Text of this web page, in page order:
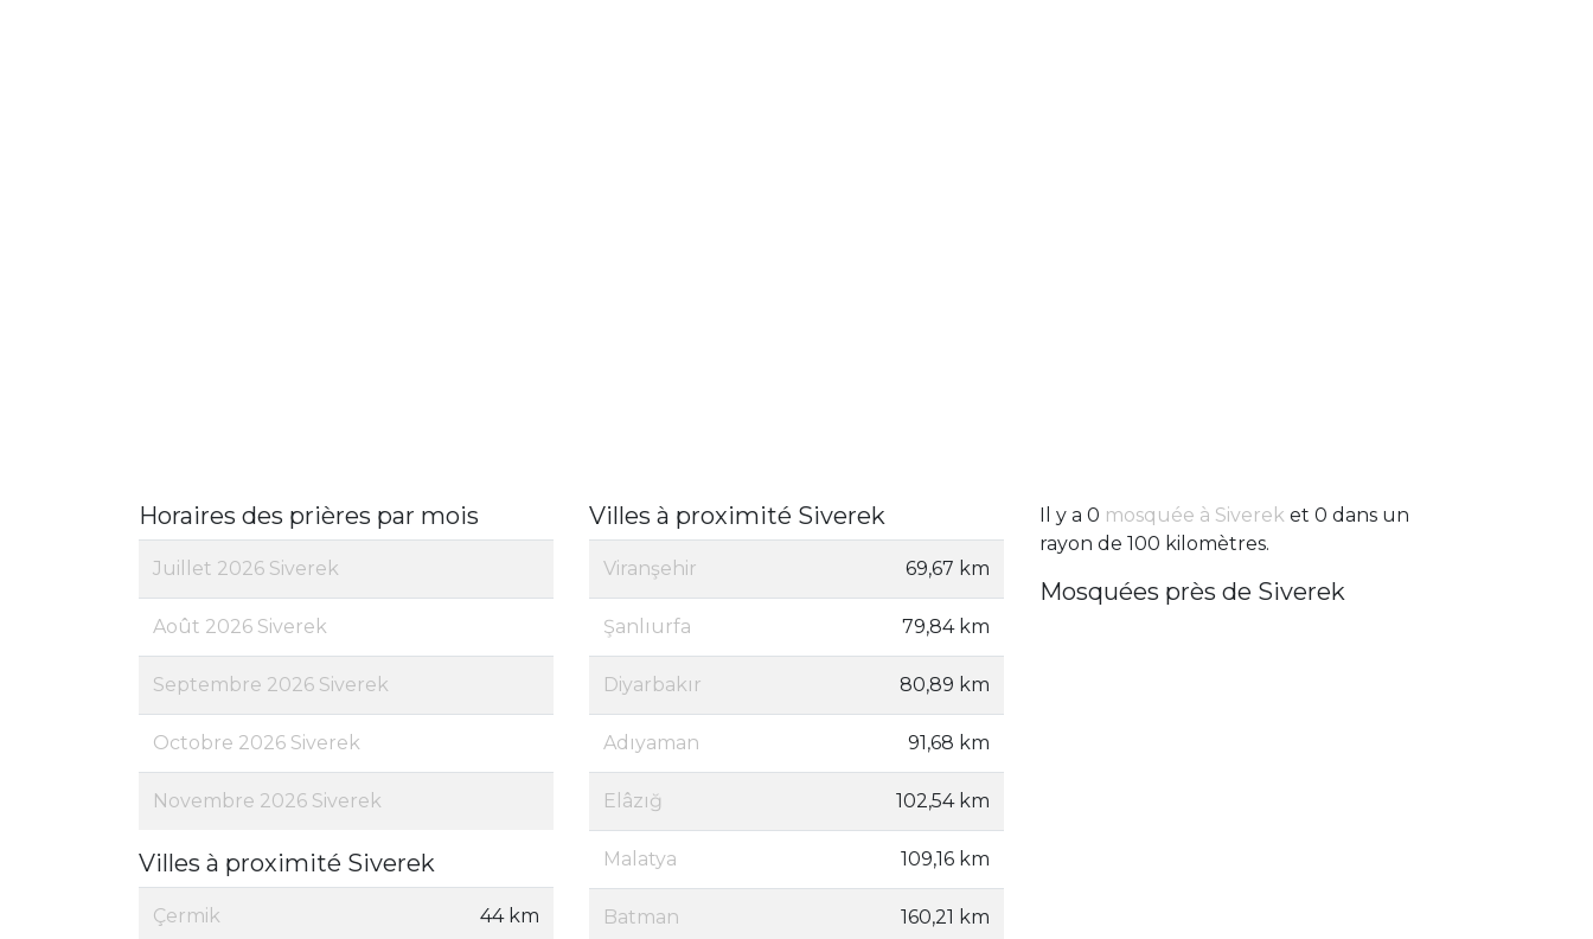
Horaires des prières par mois
Juillet 2026 Siverek
Août 2026 Siverek
Septembre 2026 Siverek
Octobre 2026 Siverek
Novembre 2026 Siverek
Villes à proximité Siverek
Çermik 44 km
Villes à proximité Siverek
Viranşehir 69,67 km
Şanlıurfa 79,84 km
Diyarbakır 80,89 km
Adıyaman 91,68 km
Elâzığ 102,54 km
Malatya 109,16 km
Batman 160,21 km
Il y a 0 mosquée à Siverek et 0 dans un
rayon de 100 kilomètres.
Mosquées près de Siverek